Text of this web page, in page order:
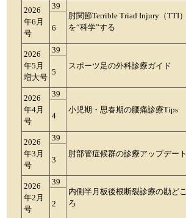
2026
年6月
号
39
肘関節Terrible Triad Injury（TTI）
を“科学”する
6
2026
年5月
増大号
39
スポーツ足の外科診療ガイド
5
2026
年4月
号
39
小児期・思春期の腰痛診療Tips
4
2026
年3月
号
39
肘部管症候群の診療アップデート
3
2026
年2月
号
39
内側半月板後根断裂診療の勘どこ
ろ
2